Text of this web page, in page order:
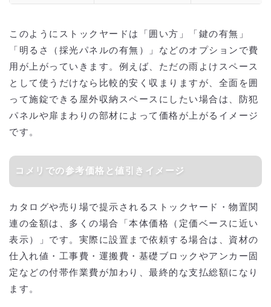
このようにストックヤードは「囲い方」「鍵の有無」
「明るさ（採光パネルの有無）」などのオプションで費
用が上がっていきます。例えば、ただの雨よけスペース
として使うだけなら比較的安く収まりますが、全面を囲
って施錠できる屋外収納スペースにしたい場合は、防犯
パネルや扉まわりの部材によって価格が上がるイメージ
です。
コメリでの参考価格と値引きイメージ
カタログや売り場で提示されるストックヤード・物置関
連の金額は、多くの場合「本体価格（定価ベースに近い
表示）」です。実際に設置まで依頼する場合は、資材の
仕入れ値・工事費・運搬費・基礎ブロックやアンカー固
定などの付帯作業費が加わり、最終的な支払総額になり
ます。